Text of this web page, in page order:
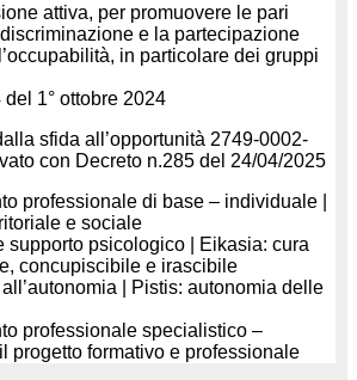
attiva, per promuovere le pari
e la partecipazione
in particolare dei gruppi
del 1° ottobre 2024
sfida all’opportunità 2749-0002-
con Decreto n.285 del 24/04/2025
professionale di base – individuale |
e sociale
supporto psicologico | Eikasia: cura
concupiscibile e irascibile
| Pistis: autonomia delle
professionale specialistico –
progetto formativo e professionale